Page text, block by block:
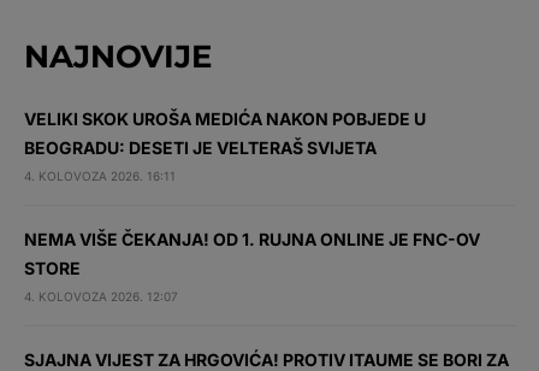
NAJNOVIJE
VELIKI SKOK UROŠA MEDIĆA NAKON POBJEDE U
BEOGRADU: DESETI JE VELTERAŠ SVIJETA
4. KOLOVOZA 2026. 16:11
NEMA VIŠE ČEKANJA! OD 1. RUJNA ONLINE JE FNC-OV
STORE
4. KOLOVOZA 2026. 12:07
SJAJNA VIJEST ZA HRGOVIĆA! PROTIV ITAUME SE BORI ZA